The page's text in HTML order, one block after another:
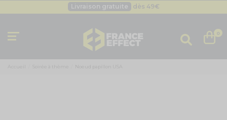
Livraison gratuite dès 49€
Livraison gratuite dès 49 0
Accueil Soirée à thème Noeud papillon USA